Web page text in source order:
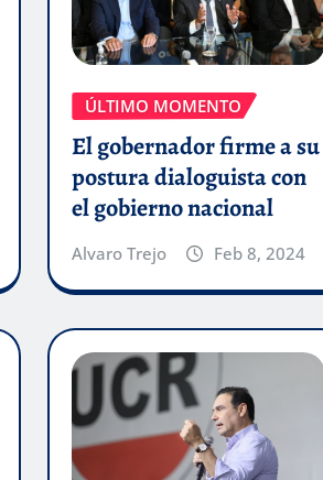
ÚLTIMO MOMENTO
El gobernador firme a su
postura dialoguista con
el gobierno nacional
Alvaro Trejo Feb 8, 2024